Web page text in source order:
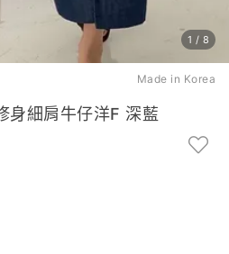
1 / 8
Made in Korea
身細肩牛仔洋F 深藍